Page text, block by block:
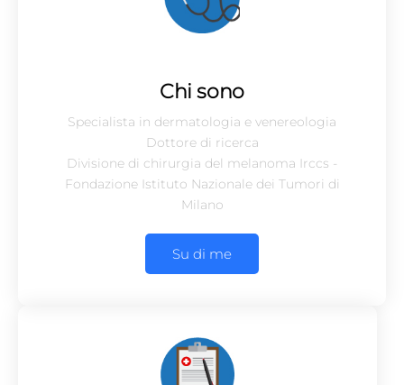
Chi sono
Specialista in dermatologia e venereologia
Dottore di ricerca
Divisione di chirurgia del melanoma Irccs -
Fondazione Istituto Nazionale dei Tumori di
Milano
Su di me